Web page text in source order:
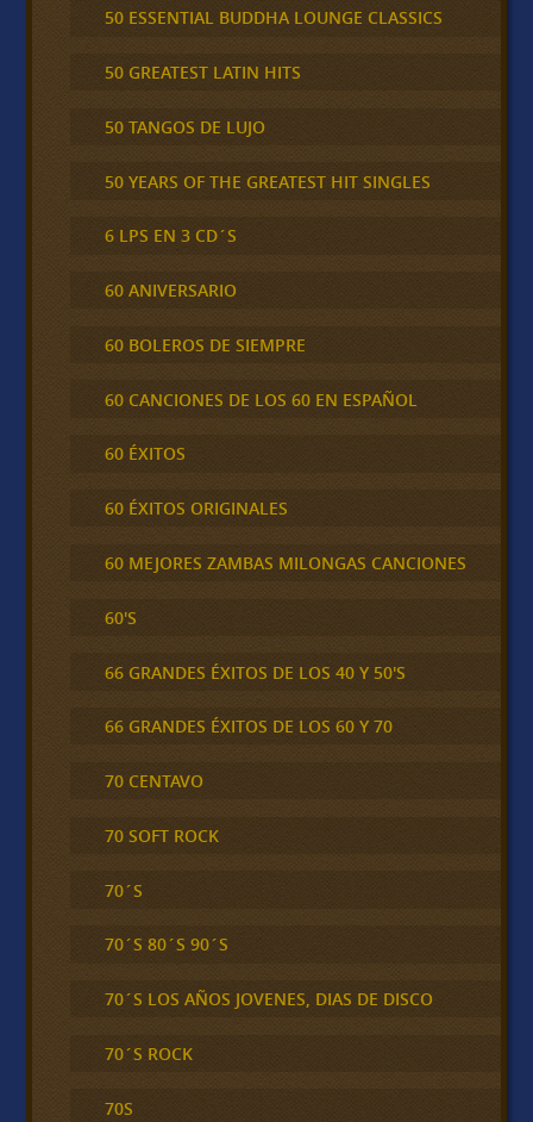
50 ESSENTIAL BUDDHA LOUNGE CLASSICS
50 GREATEST LATIN HITS
50 TANGOS DE LUJO
50 YEARS OF THE GREATEST HIT SINGLES
6 LPS EN 3 CD´S
60 ANIVERSARIO
60 BOLEROS DE SIEMPRE
60 CANCIONES DE LOS 60 EN ESPAÑOL
60 ÉXITOS
60 ÉXITOS ORIGINALES
60 MEJORES ZAMBAS MILONGAS CANCIONES
60'S
66 GRANDES ÉXITOS DE LOS 40 Y 50'S
66 GRANDES ÉXITOS DE LOS 60 Y 70
70 CENTAVO
70 SOFT ROCK
70´S
70´S 80´S 90´S
70´S LOS AÑOS JOVENES, DIAS DE DISCO
70´S ROCK
70S